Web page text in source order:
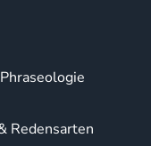
Redensarten